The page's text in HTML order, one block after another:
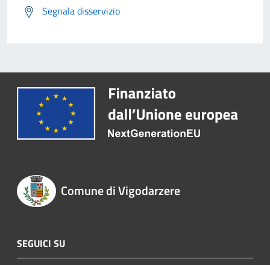
Segnala disservizio
Comune di Vigodarzere
SEGUICI SU